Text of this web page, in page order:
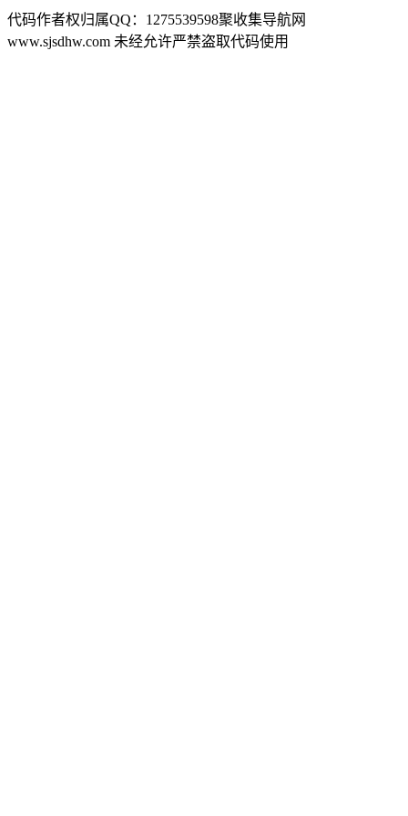
代码作者权归属QQ：1275539598聚收集导航网
www.sjsdhw.com 未经允许严禁盗取代码使用